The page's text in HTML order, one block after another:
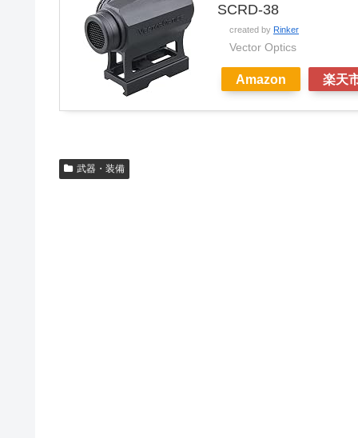
SCRD-38
created by Rinker
Vector Optics
Amazon 楽天
武器・装備